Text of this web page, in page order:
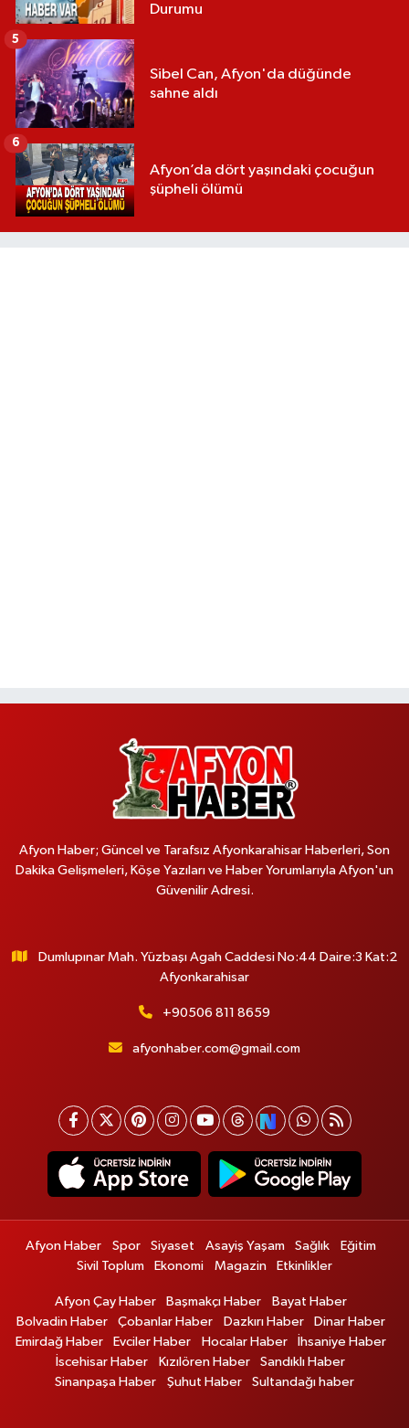
Durumu
Sibel Can, Afyon'da düğünde
sahne aldı
5
Afyon’da dört yaşındaki çocuğun
şüpheli ölümü
6
Afyon Haber; Güncel ve Tarafsız Afyonkarahisar Haberleri, Son
Dakika Gelişmeleri, Köşe Yazıları ve Haber Yorumlarıyla Afyon'un
Güvenilir Adresi.
Dumlupınar Mah. Yüzbaşı Agah Caddesi No:44 Daire:3 Kat:2
Afyonkarahisar
+90506 811 8659
afyonhaber.com@gmail.com
Afyon Haber Spor Siyaset Asayiş Yaşam Sağlık
Eğitim
Sivil Toplum
Ekonomi Magazin Etkinlikler
Afyon Çay Haber Başmakçı Haber
Bayat Haber
Bolvadin Haber
Çobanlar Haber Dazkırı Haber
Dinar Haber
Emirdağ Haber
Evciler Haber Hocalar Haber
İhsaniye Haber
İscehisar Haber
Kızılören Haber
Sandıklı Haber
Sinanpaşa Haber
Şuhut Haber Sultandağı haber